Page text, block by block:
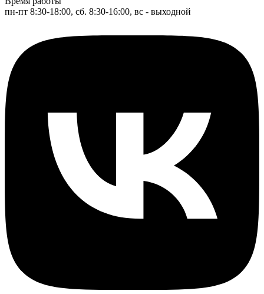
пн-пт 8:30-18:00, сб. 8:30-16:00, вс - выходной